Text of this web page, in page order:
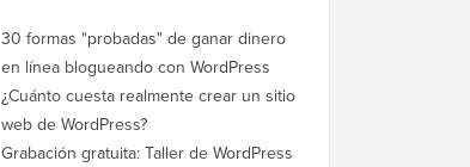
30 formas "probadas" de ganar dinero
en línea blogueando con WordPress
¿Cuánto cuesta realmente crear un sitio
web de WordPress?
Grabación gratuita: Taller de WordPress